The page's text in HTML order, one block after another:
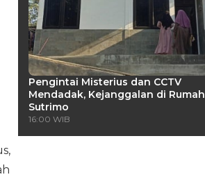
Pengintai Misterius dan CCTV
Mendadak, Kejanggalan di Rumah
Sutrimo
16:00 WIB